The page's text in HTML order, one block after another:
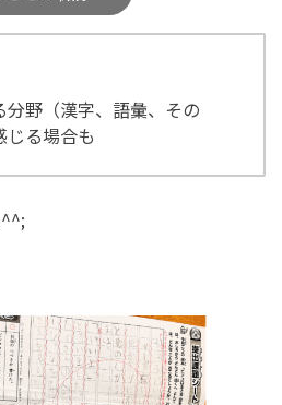
野（漢字、語彙、その
る場合も